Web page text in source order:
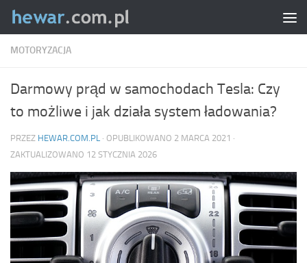
Skip to content
MOTORYZACJA
Darmowy prąd w samochodach Tesla: Czy
to możliwe i jak działa system ładowania?
PRZEZ HEWAR.COM.PL · OPUBLIKOWANO 2 MARCA 2021 ·
ZAKTUALIZOWANO 12 STYCZNIA 2026